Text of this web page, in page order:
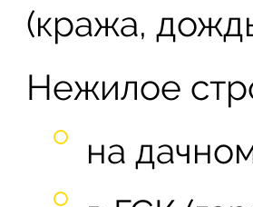
(кража,
Нежилое
на